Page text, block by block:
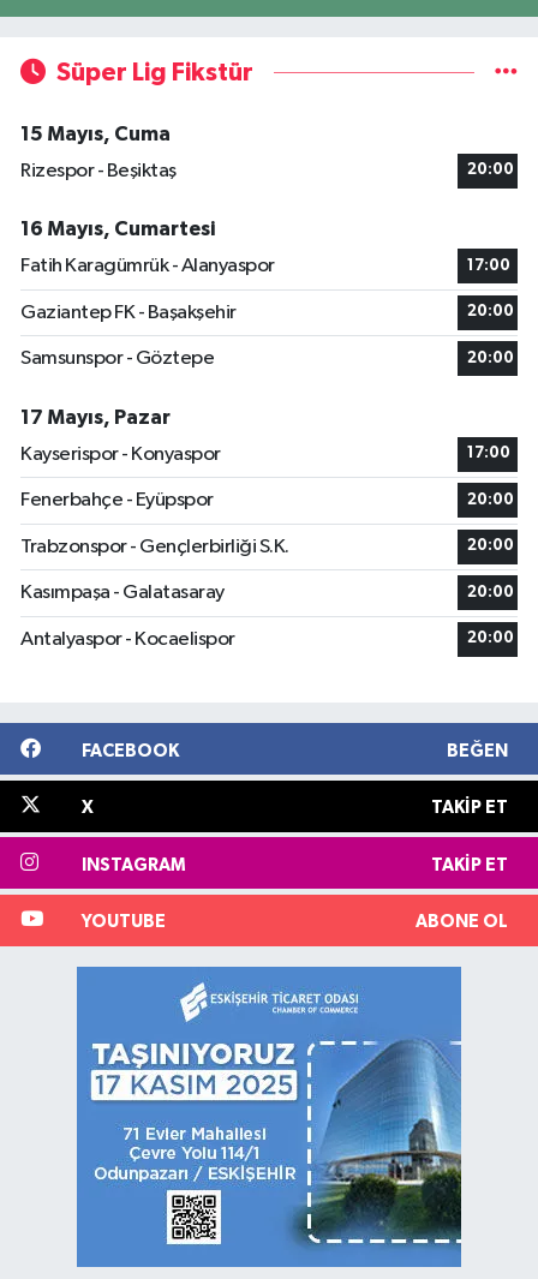
Süper Lig Fikstür
15 Mayıs, Cuma
Rizespor - Beşiktaş
20:00
16 Mayıs, Cumartesi
Fatih Karagümrük - Alanyaspor
17:00
Gaziantep FK - Başakşehir 20:00
Samsunspor - Göztepe 20:00
17 Mayıs, Pazar
Kayserispor - Konyaspor
17:00
Fenerbahçe - Eyüpspor 20:00
Trabzonspor - Gençlerbirliği S.K. 20:00
Kasımpaşa - Galatasaray 20:00
Antalyaspor - Kocaelispor 20:00
FACEBOOK BEĞEN
X TAKIP ET
INSTAGRAM TAKIP ET
YOUTUBE ABONE OL